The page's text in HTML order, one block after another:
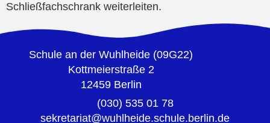
Schließfachschrank weiterleiten.
Schule an der Wuhlheide (09G22)
Kottmeierstraße 2
12459 Berlin
(030) 535 01 78
sekretariat@wuhlheide.schule.berlin.de